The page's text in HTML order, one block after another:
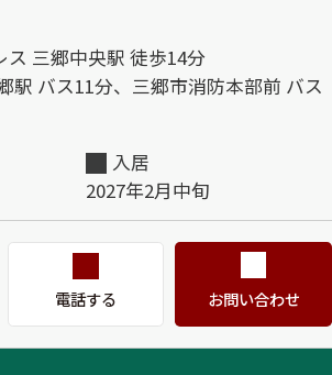
ポート
・シニア向け
る質問
ス 三郷中央駅 徒歩14分
駅 バス11分、三郷市消防本部前 バス
入居
2027年2月中旬
電話する お問い合わせ